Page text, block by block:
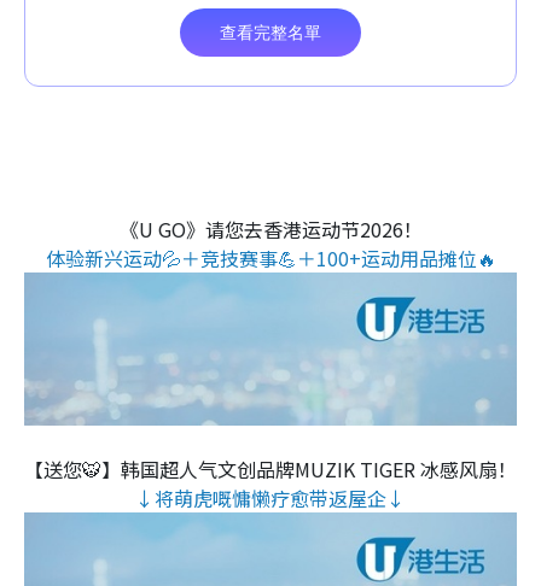
《U GO》请您去香港运动节2026！
体验新兴运动💦＋竞技赛事💪＋100+运动用品摊位🔥
【送您🐯】韩国超人气文创品牌MUZIK TIGER 冰感风扇！
↓将萌虎嘅慵懒疗愈带返屋企↓